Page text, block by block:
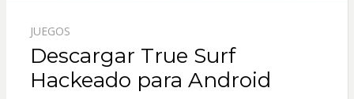
JUEGOS
Descargar True Surf
Hackeado para Android